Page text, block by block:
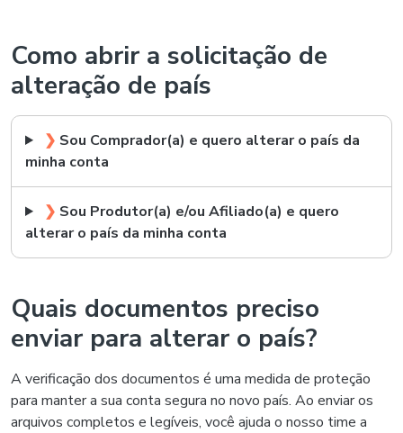
Como abrir a solicitação de
alteração de país
❯ Sou Comprador(a) e quero alterar o país da
minha conta
❯ Sou Produtor(a) e/ou Afiliado(a) e quero
alterar o país da minha conta
Quais documentos preciso
enviar para alterar o país?
A verificação dos documentos é uma medida de proteção
para manter a sua conta segura no novo país. Ao enviar os
arquivos completos e legíveis, você ajuda o nosso time a